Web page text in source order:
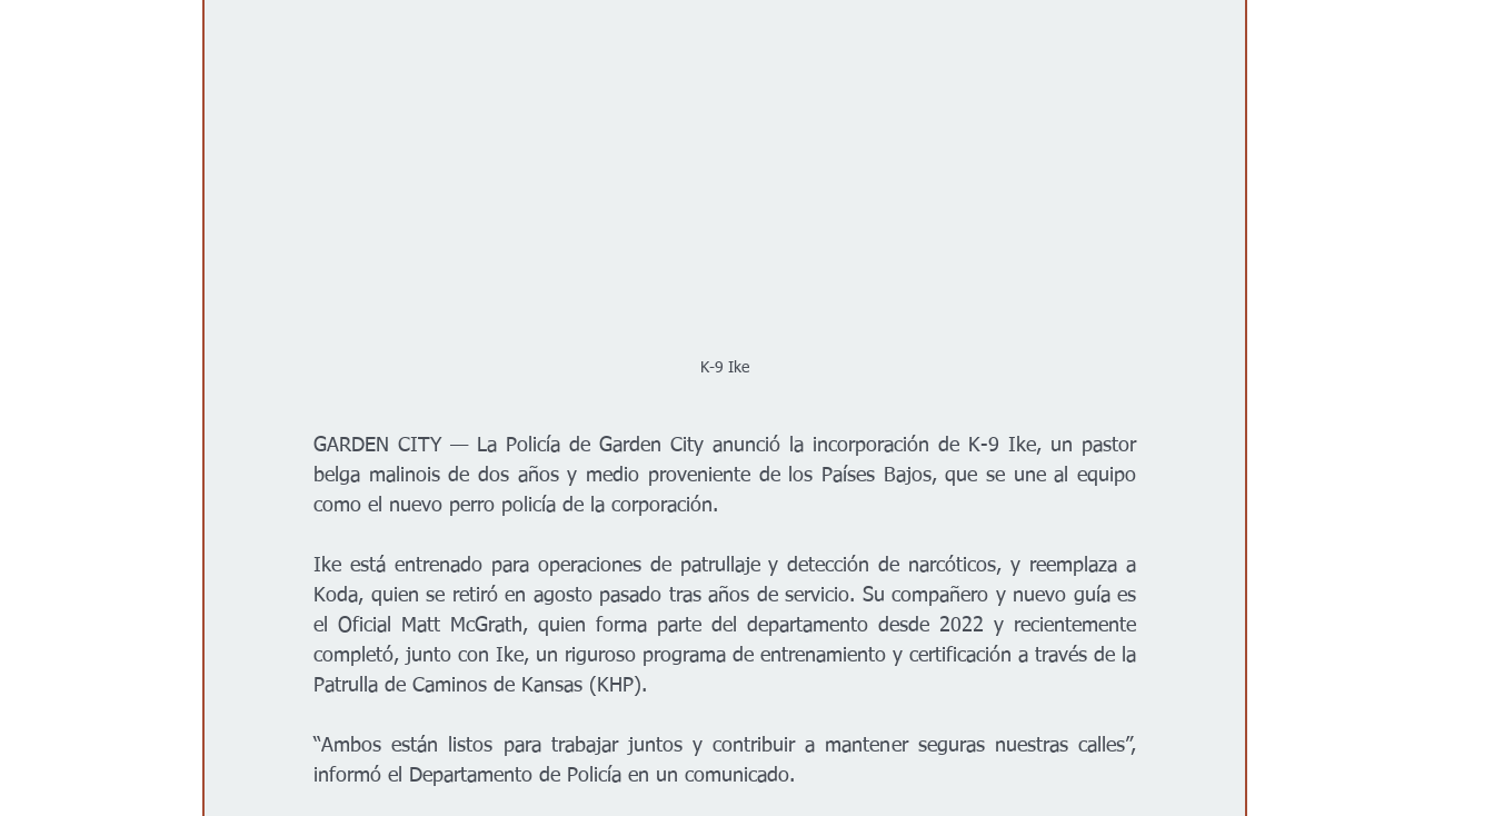
K-9 Ike
GARDEN CITY — La Policía de Garden City anunció la incorporación de K-9 Ike, un pastor
belga malinois de dos años y medio proveniente de los Países Bajos, que se une al equipo
como el nuevo perro policía de la corporación.
Ike está entrenado para operaciones de patrullaje y detección de narcóticos, y reemplaza a
Koda, quien se retiró en agosto pasado tras años de servicio. Su compañero y nuevo guía es
el Oficial Matt McGrath, quien forma parte del departamento desde 2022 y recientemente
completó, junto con Ike, un riguroso programa de entrenamiento y certificación a través de la
Patrulla de Caminos de Kansas (KHP).
“Ambos están listos para trabajar juntos y contribuir a mantener seguras nuestras calles”,
informó el Departamento de Policía en un comunicado.